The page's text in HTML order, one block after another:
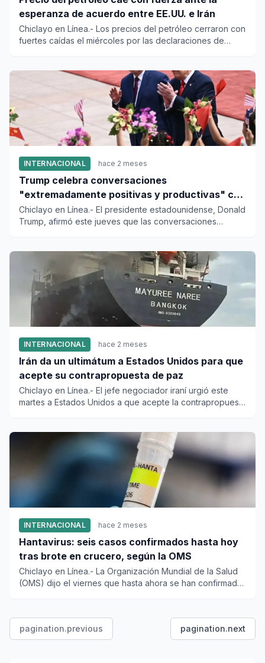
esperanza de acuerdo entre EE.UU. e Irán
Chiclayo en Línea.- Los precios del petróleo cerraron con
fuertes caídas el miércoles por las declaraciones de
INTERNACIONAL hace 2 meses
Trump celebra conversaciones
"extremadamente positivas y productivas" con
Xi Jinping
Chiclayo en Línea.- El presidente estadounidense, Donald
Trump, afirmó este jueves que las conversaciones
INTERNACIONAL hace 2 meses
Irán da un ultimátum a Estados Unidos para que
acepte su contrapropuesta de paz
Chiclayo en Línea.- El jefe negociador iraní urgió este
martes a Estados Unidos a que acepte la contrapropuesta
INTERNACIONAL hace 2 meses
Hantavirus: seis casos confirmados hasta hoy
tras brote en crucero, según la OMS
Chiclayo en Línea.- La Organización Mundial de la Salud
(OMS) dijo el viernes que hasta ahora se han confirmado
pagination.previous pagination.next